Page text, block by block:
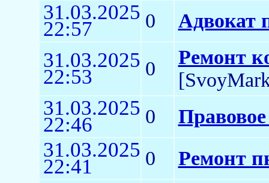
31.03.2025
22:57 0 Адвокат
31.03.2025
22:53 0
Ремонт
31.03.2025
22:46 0 Правовое
31.03.2025
22:41 0 Ремонт